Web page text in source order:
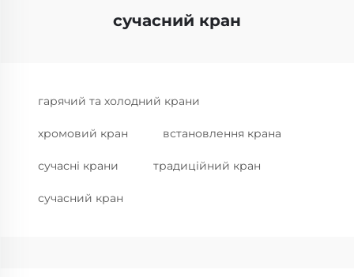
сучасний кран
гарячий та холодний крани
хромовий кран встановлення крана
сучасні крани традиційний кран
сучасний кран